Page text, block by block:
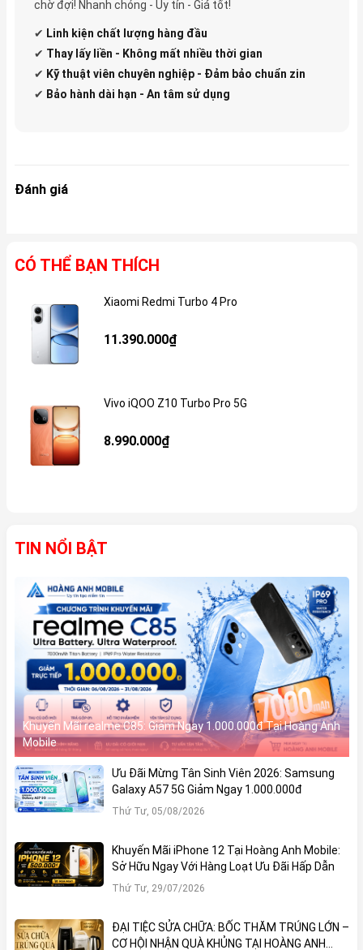
chờ đợi! Nhanh chóng - Uy tín - Giá tốt!
✔ Linh kiện chất lượng hàng đầu
✔ Thay lấy liền - Không mất nhiều thời gian
✔ Kỹ thuật viên chuyên nghiệp - Đảm bảo chuẩn zin
✔ Bảo hành dài hạn - An tâm sử dụng
Đánh giá
CÓ THỂ BẠN THÍCH
Xiaomi Redmi Turbo 4 Pro
11.390.000₫
Vivo iQOO Z10 Turbo Pro 5G
8.990.000₫
TIN NỔI BẬT
Khuyến Mãi realme C85: Giảm Ngay 1.000.000đ Tại Hoàng Anh
Mobile
Ưu Đãi Mừng Tân Sinh Viên 2026: Samsung
Galaxy A57 5G Giảm Ngay 1.000.000đ
Thứ Tư, 05/08/2026
Khuyến Mãi iPhone 12 Tại Hoàng Anh Mobile:
Sở Hữu Ngay Với Hàng Loạt Ưu Đãi Hấp Dẫn
Thứ Tư, 29/07/2026
ĐẠI TIỆC SỬA CHỮA: BỐC THĂM TRÚNG LỚN –
CƠ HỘI NHẬN QUÀ KHỦNG TẠI HOÀNG ANH